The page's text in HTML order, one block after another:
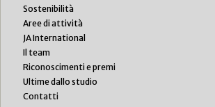
Sostenibilità
Aree di attività
JA International
Il team
Riconoscimenti e premi
Ultime dallo studio
Contatti